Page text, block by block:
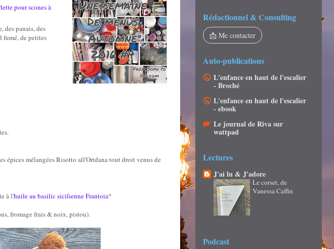
pour scones à
des panais, des
fumé, de petites
épices mélangées Risotto all'Ortdana tout droit venus de
à l'huile au basilic sicilienne Frantoia*
fromage frais & noix, pistou).
Rédactionnel & Consulting
📩 Me contacter
Auto-publications
L'enfance en haut de l'escalier
- Broché
L'enfance en haut de l'escalier
- ebook
Le journal de Riva sur
wattpad
Lectures
J'ai lu & J'adore
Le corset, de
Vanessa Caffin
Podcast